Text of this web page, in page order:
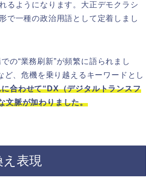
るようになります。大正デモクラシ
で一種の政治用語として定着しまし
の“業務刷新”が頻繁に語られまし
ど、危機を乗り越えるキーワードとし
合わせて“DX（デジタルトランスフ
文脈が加わりました。
え表現